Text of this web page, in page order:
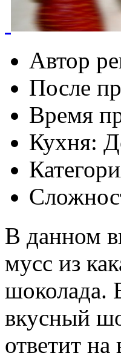
Автор
После
Время
Кухня:
В данном
мусс из
шоколада.
вкусный
ответит